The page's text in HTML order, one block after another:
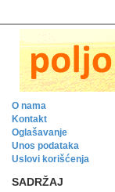
O nama
Kontakt
Oglašavanje
Unos podataka
Uslovi korišćenja
SADRŽAJ